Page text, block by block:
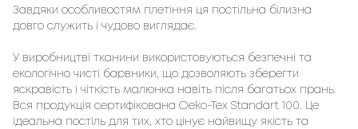
Завдяки особливостям плетіння ця постільна білизна
довго служить і чудово виглядає.
У виробництві тканини використовуються безпечні та
екологічно чисті барвники, що дозволяють зберегти
яскравість і чіткість малюнка навіть після багатьох прань.
Вся продукція сертифікована Oeko-Tex Standart 100. Це
ідеальна постіль для тих, хто цінує найвищу якість та